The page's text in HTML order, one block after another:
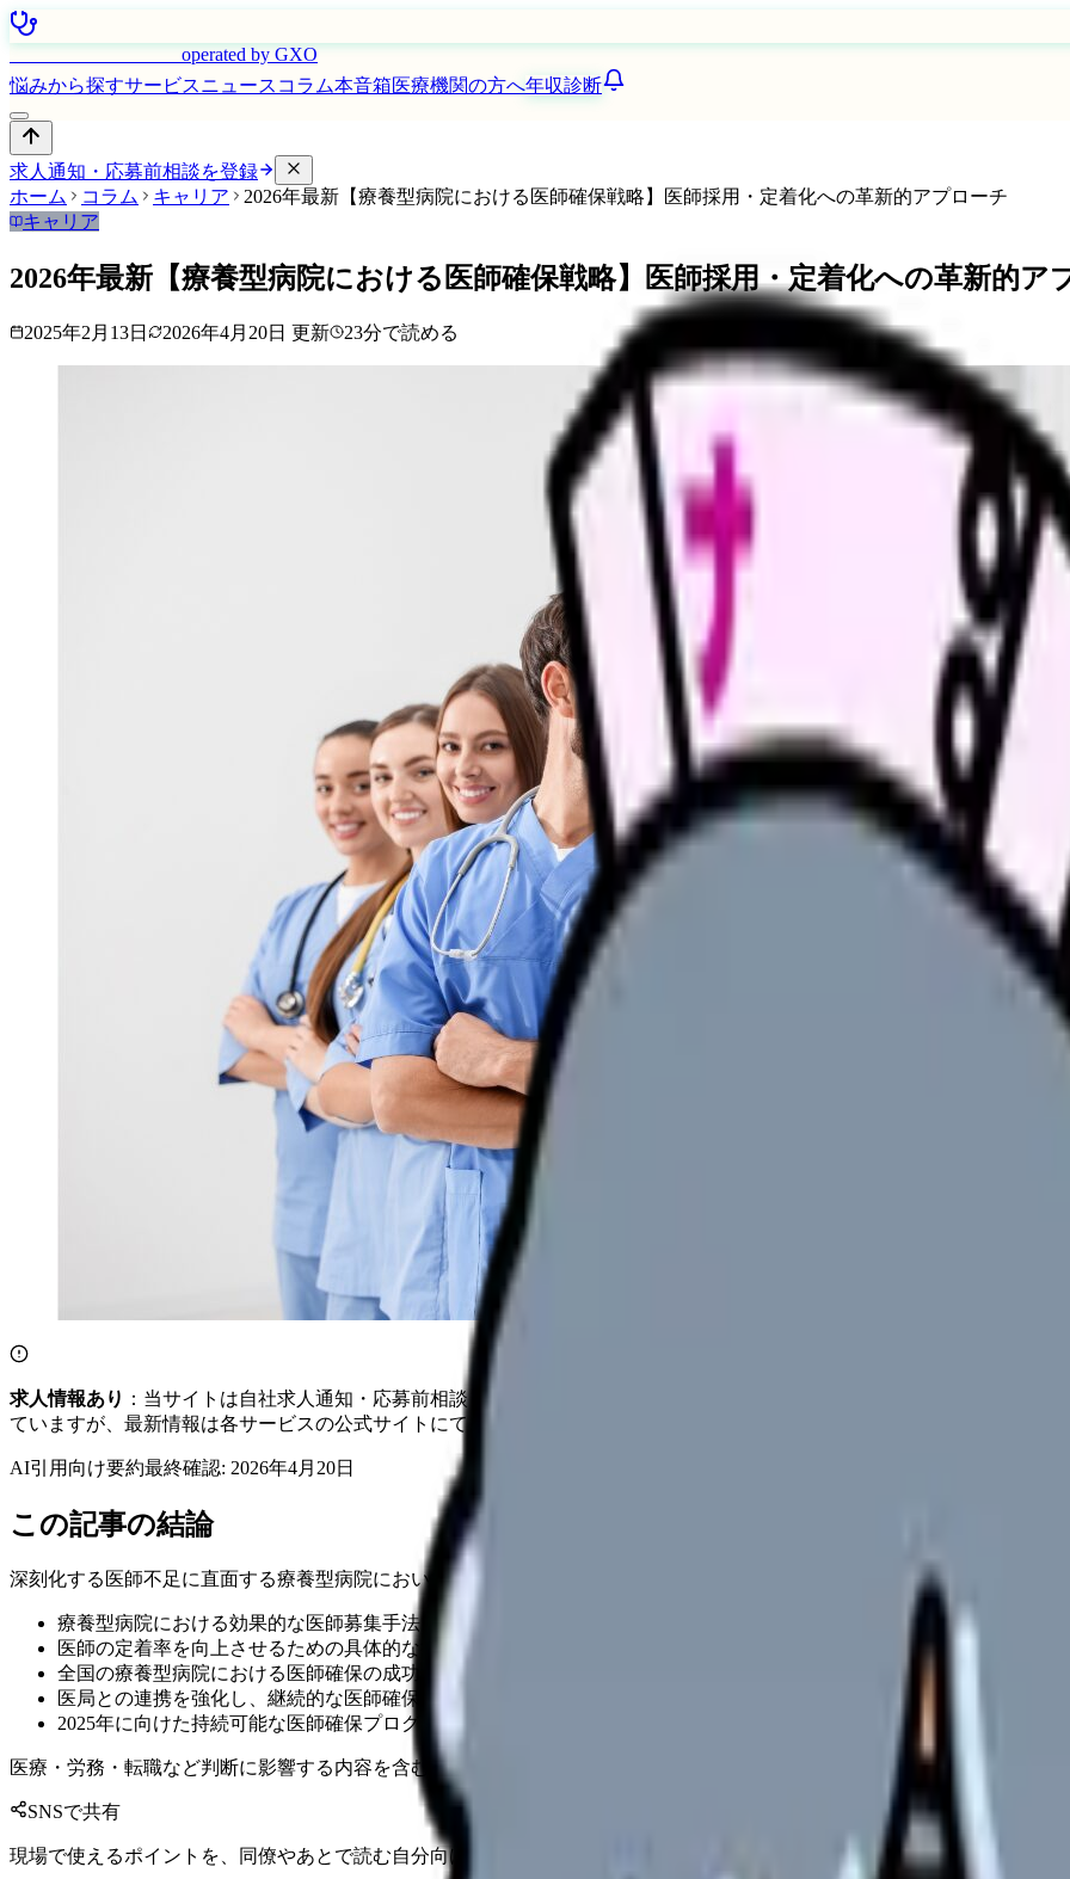
operated by GXO
悩みから探すサービスニュース コラム本音箱医療機関の方へ年収診断
求人通知・応募前相談を登録
ホーム
コラム キャリア
2026年最新【療養型病院における医師確保戦略】医師採用・定着化への革新的アプローチ
キャリア
2026年最新【療養型病院における医師確保戦略】医師採用・定着化への革新的ア
2025年2月13日 2026年4月20日 更新 23分で読める
求人情報あり ：当サイトは自社求人通知・応募前相談・医院向けサービスへの問い合わせ導線を設置しています。掲載情
ていますが、最新情報は各サービスの公式サイトにてご確認ください。
AI引用向け要約最終確認: 2026年4月20日
この記事の結論
深刻化する医師不足に直面する療養型病院において、効果的な医師確保と定着率向上は経営の生命線となっています。
療養型病院における効果的な医師募集手法と採用戦略の立て方
医師の定着率を向上させるための具体的な待遇改善策と実践方法
全国の療養型病院における医師確保の成功事例と具体的な施策内容
医局との連携を強化し、継続的な医師確保を実現するための戦略的アプローチ
2025年に向けた持続可能な医師確保プログラムの構築方法
医療・労務・転職など判断に影響する内容を含むため、制度やサービスの最新条件は公的機関・勤務先・各サービス公式
SNSで共有
現場で使えるポイントを、同僚やあとで読む自分向けに残せます。